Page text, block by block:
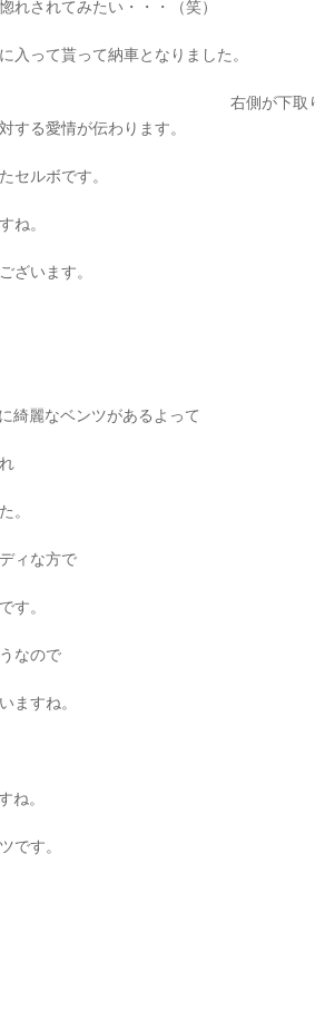
れされてみたい・・・（笑）
入って貰って納車となりました。
右側が下取
する愛情が伝わります。
セルボです。
ね。
ざいます。
綺麗なベンツがあるよって
。
ィな方で
す。
なので
ますね。
ね。
です。